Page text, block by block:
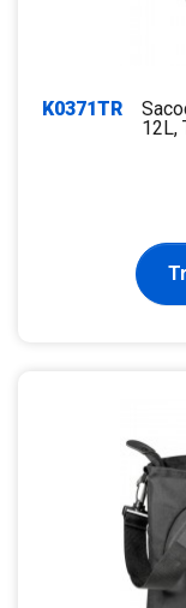
K0371TR
12L,